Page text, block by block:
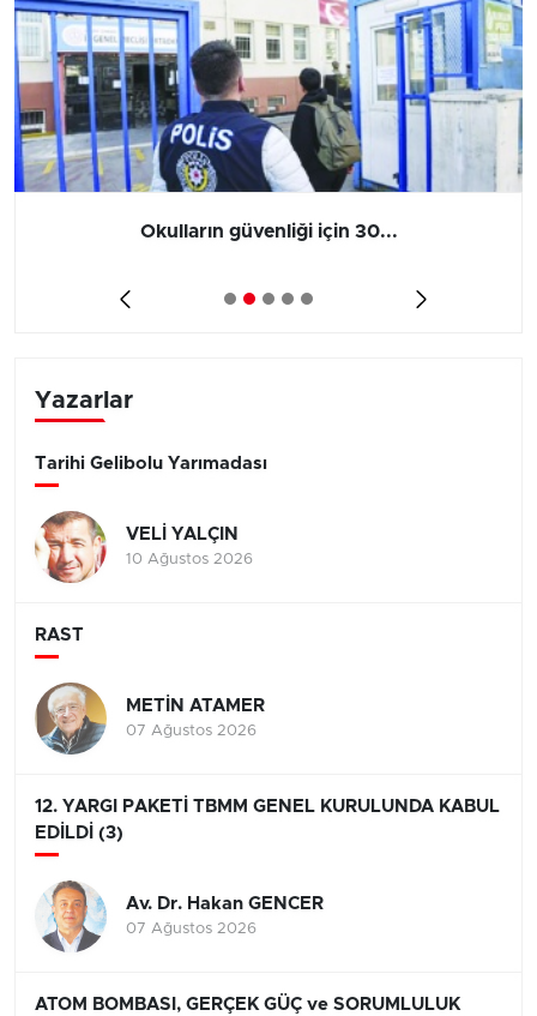
Okulların güvenliği için 30...
Yazarlar
Tarihi Gelibolu Yarımadası
VELİ YALÇIN
10 Ağustos 2026
RAST
METİN ATAMER
07 Ağustos 2026
12. YARGI PAKETİ TBMM GENEL KURULUNDA KABUL
EDİLDİ (3)
Av. Dr. Hakan GENCER
07 Ağustos 2026
ATOM BOMBASI, GERÇEK GÜÇ ve SORUMLULUK